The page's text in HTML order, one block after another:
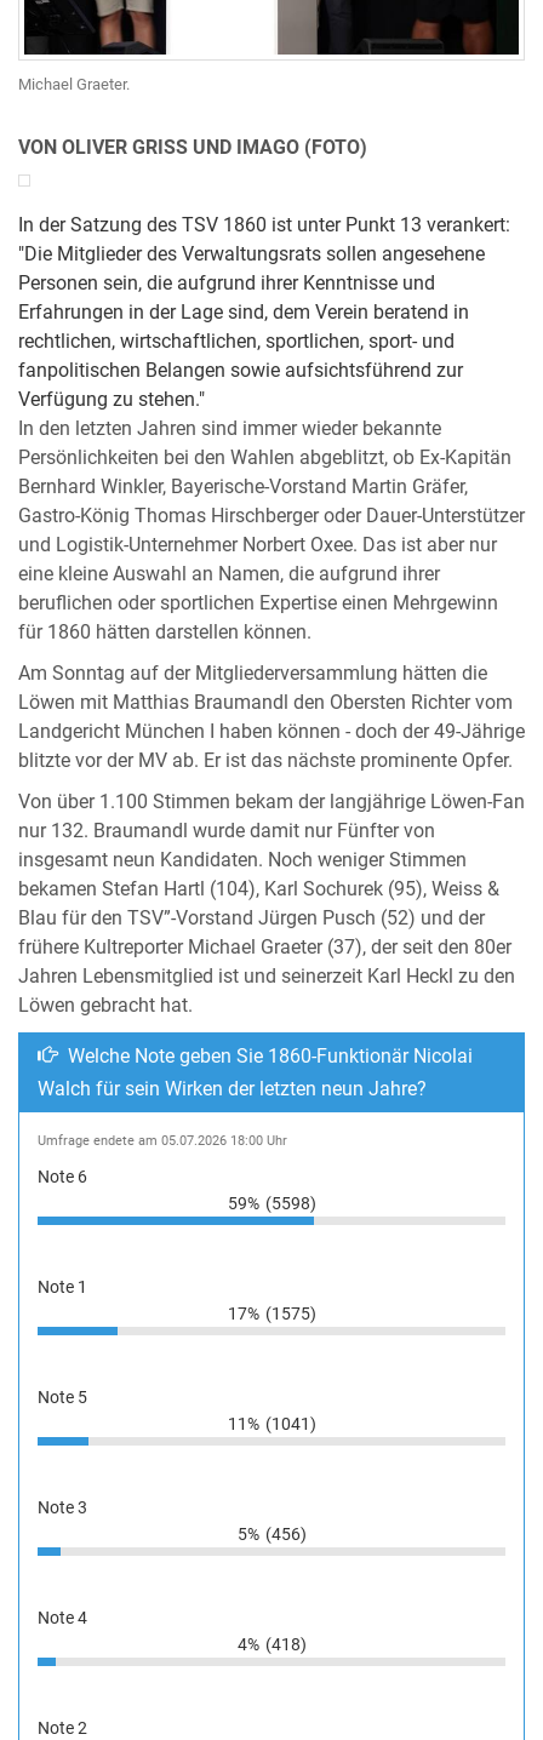
Michael Graeter.
VON OLIVER GRISS UND IMAGO (FOTO)
In der Satzung des TSV 1860 ist unter Punkt 13 verankert:
"Die Mitglieder des Verwaltungsrats sollen angesehene
Personen sein, die aufgrund ihrer Kenntnisse und
Erfahrungen in der Lage sind, dem Verein beratend in
rechtlichen, wirtschaftlichen, sportlichen, sport- und
fanpolitischen Belangen sowie aufsichtsführend zur
Verfügung zu stehen."
In den letzten Jahren sind immer wieder bekannte
Persönlichkeiten bei den Wahlen abgeblitzt, ob Ex-Kapitän
Bernhard Winkler, Bayerische-Vorstand Martin Gräfer,
Gastro-König Thomas Hirschberger oder Dauer-Unterstützer
und Logistik-Unternehmer Norbert Oxee. Das ist aber nur
eine kleine Auswahl an Namen, die aufgrund ihrer
beruflichen oder sportlichen Expertise einen Mehrgewinn
für 1860 hätten darstellen können.
Am Sonntag auf der Mitgliederversammlung hätten die
Löwen mit Matthias Braumandl den Obersten Richter vom
Landgericht München I haben können - doch der 49-Jährige
blitzte vor der MV ab. Er ist das nächste prominente Opfer.
Von über 1.100 Stimmen bekam der langjährige Löwen-Fan
nur 132. Braumandl wurde damit nur Fünfter von
insgesamt neun Kandidaten. Noch weniger Stimmen
bekamen Stefan Hartl (104), Karl Sochurek (95), Weiss &
Blau für den TSV”-Vorstand Jürgen Pusch (52) und der
frühere Kultreporter Michael Graeter (37), der seit den 80er
Jahren Lebensmitglied ist und seinerzeit Karl Heckl zu den
Löwen gebracht hat.
Welche Note geben Sie 1860-Funktionär Nicolai
Walch für sein Wirken der letzten neun Jahre?
Umfrage endete am 05.07.2026 18:00 Uhr
Note 6
59% (5598)
Note 1
17% (1575)
Note 5
11% (1041)
Note 3
5% (456)
Note 4
4% (418)
Note 2